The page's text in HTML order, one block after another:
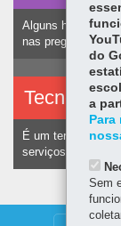
Alguns hábitos
nas pregas vocais
É um termo
serviços voltados
do
a
Sem